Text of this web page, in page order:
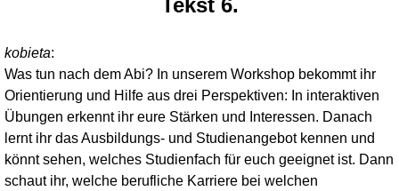
Tekst 6.
kobieta:
Was tun nach dem Abi? In unserem Workshop bekommt ihr
Orientierung und Hilfe aus drei Perspektiven: In interaktiven
Übungen erkennt ihr eure Stärken und Interessen. Danach
lernt ihr das Ausbildungs- und Studienangebot kennen und
könnt sehen, welches Studienfach für euch geeignet ist. Dann
schaut ihr, welche berufliche Karriere bei welchen